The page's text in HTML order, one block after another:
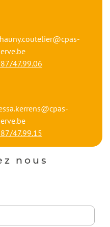
47.99.06
47.99.15
nous